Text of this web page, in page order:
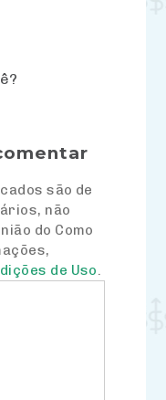
são de
não
do Como
de Uso.